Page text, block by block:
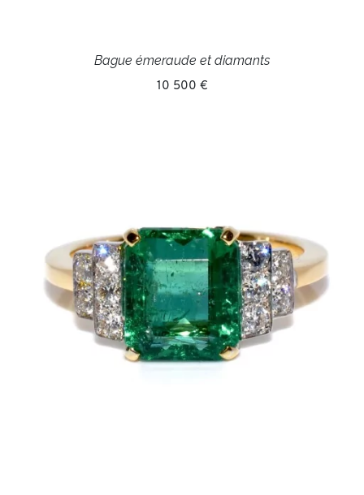
Bague émeraude et diamants
10 500 €